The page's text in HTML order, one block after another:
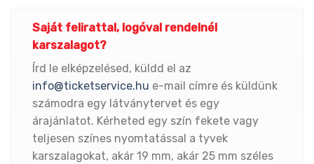
Saját felirattal, logóval rendelnél
karszalagot?
Írd le elképzelésed, küldd el az
info@ticketservice.hu e-mail címre és küldünk
számodra egy látványtervet és egy
árajánlatot. Kérheted egy szín fekete vagy
teljesen színes nyomtatással a tyvek
karszalagokat, akár 19 mm, akár 25 mm széles